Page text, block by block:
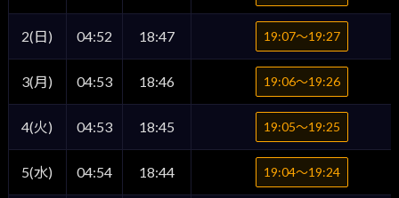
2(日) 04:52 18:47 19:07〜19:27
3(月) 04:53 18:46 19:06〜19:26
4(火) 04:53 18:45 19:05〜19:25
5(水) 04:54 18:44 19:04〜19:24